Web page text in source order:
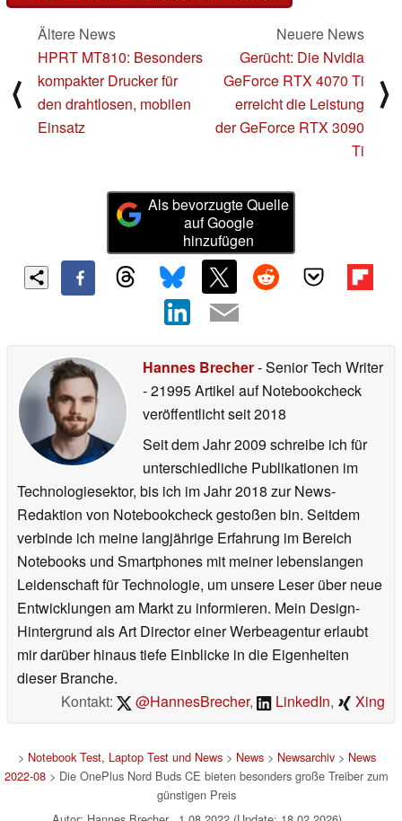
⟨
Ältere News
HPRT MT810: Besonders
kompakter Drucker für
den drahtlosen, mobilen
Einsatz
Neuere News
Gerücht: Die Nvidia
GeForce RTX 4070 Ti
erreicht die Leistung
der GeForce RTX 3090
Ti
⟩
Als bevorzugte Quelle
auf Google
hinzufügen
Hannes Brecher- Senior Tech Writer
- 21995 Artikel auf Notebookcheck
veröffentlichtseit 2018
Seit dem Jahr 2009 schreibe ich für
unterschiedliche Publikationen im
Technologiesektor, bis ich im Jahr 2018 zur News-
Redaktion von Notebookcheck gestoßen bin. Seitdem
verbinde ich meine langjährige Erfahrung im Bereich
Notebooks und Smartphones mit meiner lebenslangen
Leidenschaft für Technologie, um unsere Leser über neue
Entwicklungen am Markt zu informieren. Mein Design-
Hintergrund als Art Director einer Werbeagentur erlaubt
mir darüber hinaus tiefe Einblicke in die Eigenheiten
dieser Branche.
Kontakt:
@HannesBrecher, LinkedIn, Xing
> Notebook Test, Laptop Test und News> News> Newsarchiv> News
2022-08 > Die OnePlus Nord Buds CE bieten besonders große Treiber zum
günstigen Preis